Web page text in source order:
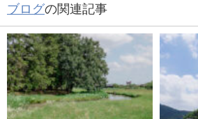
ブログの関連記事